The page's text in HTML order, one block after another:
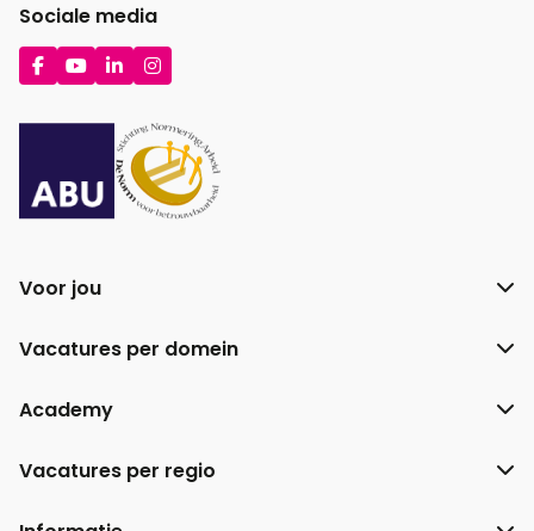
Sociale media
Ga
naar
Ga
naar
Ga
naar
Ga
naar
Voor jou
Vacatures per domein
Academy
Vacatures per regio